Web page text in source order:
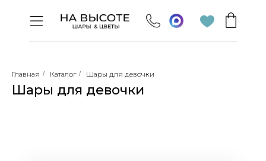
Главная / Каталог / Шары для девочки
Шары для девочки